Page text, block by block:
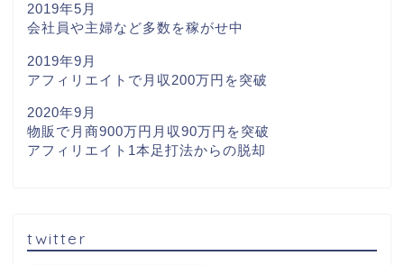
2019年5月
会社員や主婦など多数を稼がせ中
2019年9月
アフィリエイトで月収200万円を突破
2020年9月
物販で月商900万円月収90万円を突破
アフィリエイト1本足打法からの脱却
twitter